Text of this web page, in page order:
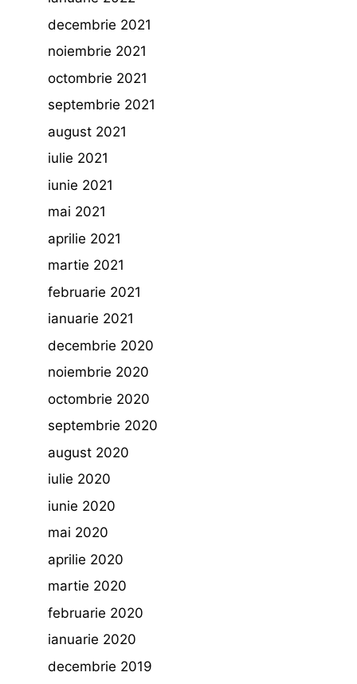
decembrie 2021
noiembrie 2021
octombrie 2021
septembrie 2021
august 2021
iulie 2021
iunie 2021
mai 2021
aprilie 2021
martie 2021
februarie 2021
ianuarie 2021
decembrie 2020
noiembrie 2020
octombrie 2020
septembrie 2020
august 2020
iulie 2020
iunie 2020
mai 2020
aprilie 2020
martie 2020
februarie 2020
ianuarie 2020
decembrie 2019